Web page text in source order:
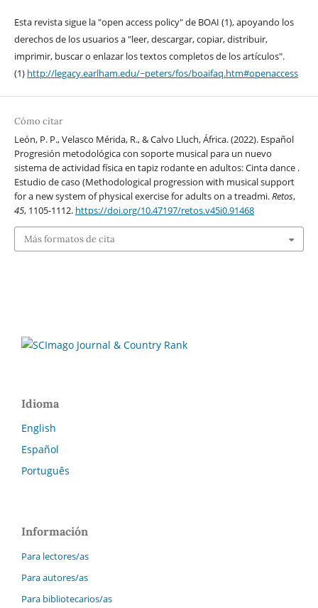
Esta revista sigue la "open access policy" de BOAI (1), apoyando los
derechos de los usuarios a "leer, descargar, copiar, distribuir,
imprimir, buscar o enlazar los textos completos de los artículos".
(1) http://legacy.earlham.edu/~peters/fos/boaifaq.htm#openaccess
Cómo citar
León, P. P., Velasco Mérida, R., & Calvo Lluch, África. (2022). Español
Progresión metodológica con soporte musical para un nuevo
sistema de actividad física en tapiz rodante en adultos: Cinta dance .
Estudio de caso (Methodological progression with musical support
for a new system of physical exercise for adults on a treadmi.Retos,
45, 1105-1112. https://doi.org/10.47197/retos.v45i0.91468
Más formatos de cita
Idioma
English
Español
Português
Información
Para lectores/as
Para autores/as
Para bibliotecarios/as